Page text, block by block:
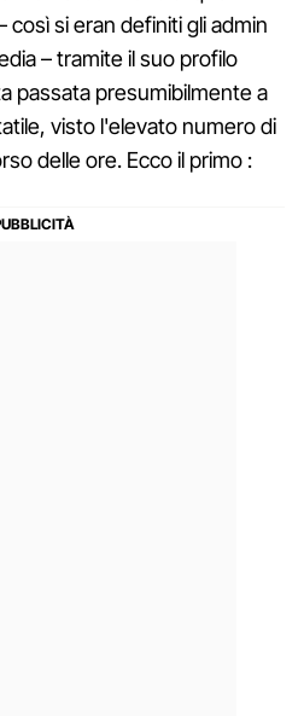
si eran definiti gli admin
– tramite il suo profilo
passata presumibilmente a
visto l'elevato numero di
delle ore. Ecco il primo :